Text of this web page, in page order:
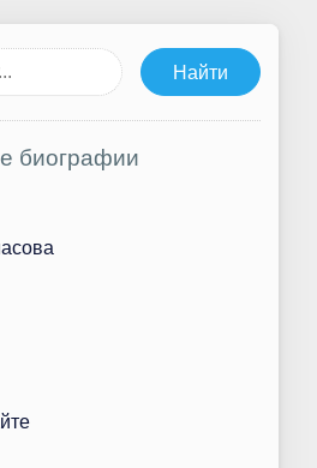
биографии